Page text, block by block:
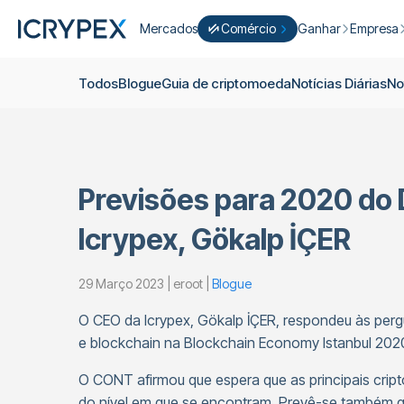
Mercados
Comércio
Pró-Comércio
Cesto de Criptomoedas
Ganhar Empresa
Contato
TodosBlogueGuia de criptomoedaNotícias Diárias
Previsões para 2020 do
Icrypex, Gökalp İÇER
29 Março 2023 | eroot | Blogue
O CEO da Icrypex, Gökalp İÇER, respondeu às
e blockchain na Blockchain Economy Istanbul
O CONT afirmou que espera que as principais